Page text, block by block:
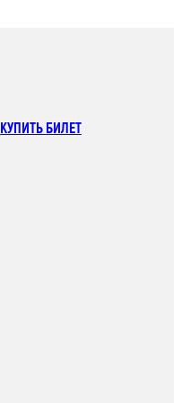
КУПИТЬ БИЛЕТ